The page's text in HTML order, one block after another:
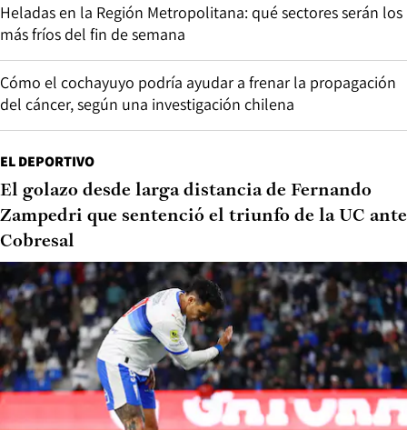
Heladas en la Región Metropolitana: qué sectores serán los
más fríos del fin de semana
Cómo el cochayuyo podría ayudar a frenar la propagación
del cáncer, según una investigación chilena
EL DEPORTIVO
El golazo desde larga distancia de Fernando
Zampedri que sentenció el triunfo de la UC ante
Cobresal